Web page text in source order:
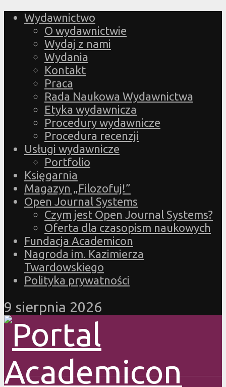
Wydawnictwo
O wydawnictwie
Wydaj z nami
Wydania
Kontakt
Praca
Rada Naukowa Wydawnictwa
Etyka wydawnicza
Procedury wydawnicze
Procedura recenzji
Usługi wydawnicze
Portfolio
Księgarnia
Magazyn „Filozofuj!”
Open Journal Systems
Czym jest Open Journal Systems?
Oferta dla czasopism naukowych
Fundacja Academicon
Nagroda im. Kazimierza
Twardowskiego
Polityka prywatności
9 sierpnia 2026